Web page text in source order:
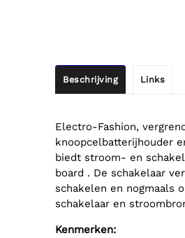
Beschrijving Links
Electro-Fashion,
knoopcelbatterijhouder
biedt stroom- en
board . De schakelaar
schakelen en nogmaals
schakelaar en
Kenmerken: